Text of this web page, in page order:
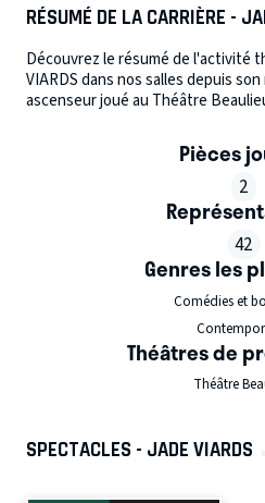
RÉSUMÉ DE LA CARRIÈRE -
Découvrez le résumé de l'activité
VIARDS dans nos salles depuis
ascenseur joué au Théâtre
Pièces
2
42
Genres les
Comédies et
Théâtres de
Théâtre
SPECTACLES - JADE VIARDS